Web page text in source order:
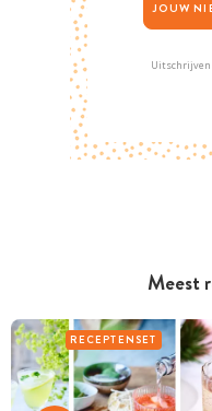
Meest
RECEPTENSET